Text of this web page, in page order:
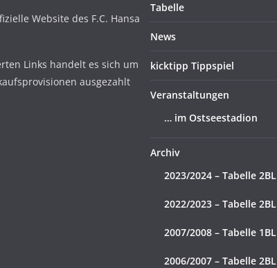
Website des F.C. Hansa
Links handelt es sich um
ausgezahlt
Tabelle
News
kicktipp Tippspiel
Veranstaltungen
… im Ostseestadion
Archiv
2023/2024 – Tabelle 2BL
2022/2023 – Tabelle 2BL
2007/2008 – Tabelle 1BL
2006/2007 – Tabelle 2BL